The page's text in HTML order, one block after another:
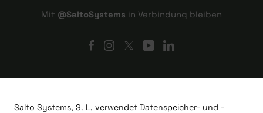
Mit @SaltoSystems in Verbindung bleiben
Salto Systems, S. L. verwendet Datenspeicher- und -